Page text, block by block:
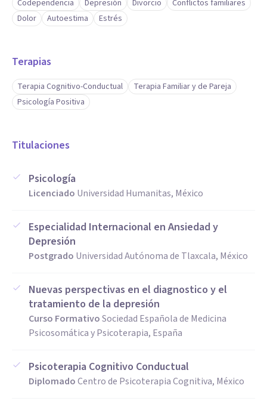
Codependencia Depresión Divorcio
Conflictos familiares
Dolor
Autoestima Estrés
Terapias
Terapia Cognitivo-Conductual
Terapia Familiar y de Pareja
Psicología Positiva
Titulaciones
Psicología
Licenciado Universidad Humanitas, México
Especialidad Internacional en Ansiedad y
Depresión
Postgrado Universidad Autónoma de Tlaxcala, México
Nuevas perspectivas en el diagnostico y el
tratamiento de la depresión
Curso FormativoSociedad Española de Medicina
Psicosomática y Psicoterapia, España
Psicoterapia Cognitivo Conductual
DiplomadoCentro de Psicoterapia Cognitiva, México